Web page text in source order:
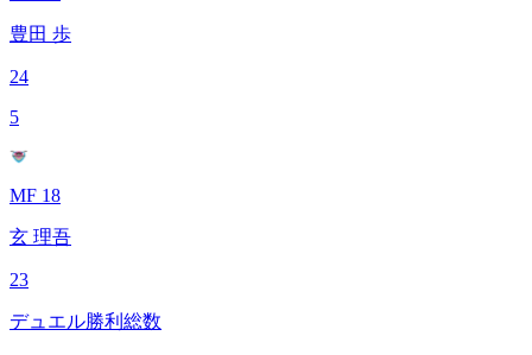
豊田 歩
24
5
MF 18
玄 理吾
23
デュエル勝利総数